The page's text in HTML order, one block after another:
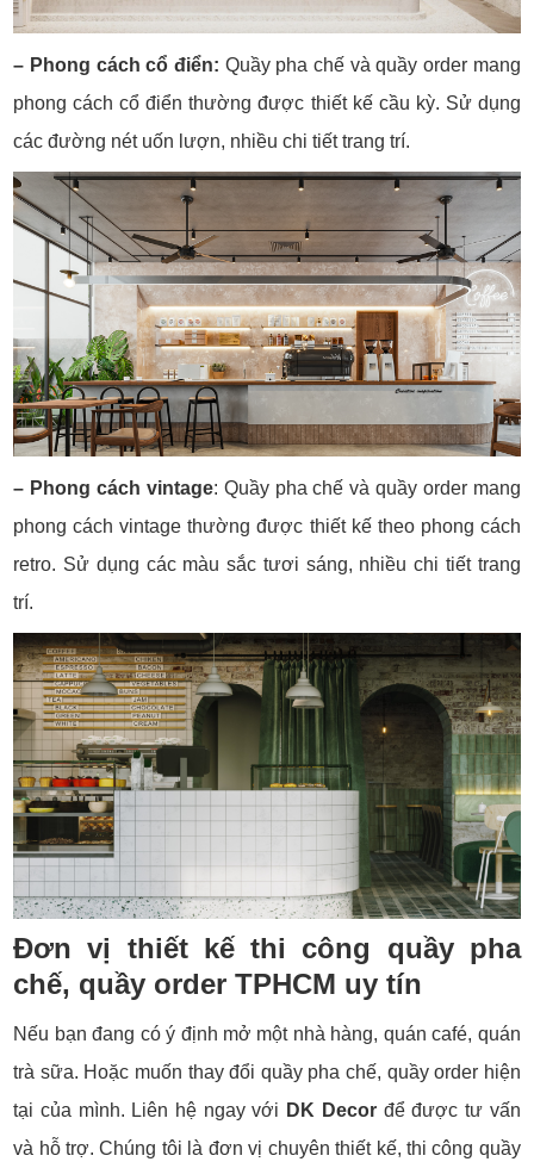
– Phong cách cổ điển: Quầy pha chế và quầy order mang
phong cách cổ điển thường được thiết kế cầu kỳ. Sử dụng
các đường nét uốn lượn, nhiều chi tiết trang trí.
– Phong cách vintage: Quầy pha chế và quầy order mang
phong cách vintage thường được thiết kế theo phong cách
retro. Sử dụng các màu sắc tươi sáng, nhiều chi tiết trang
trí.
Đơn vị thiết kế thi công quầy pha
chế, quầy order TPHCM uy tín
Nếu bạn đang có ý định mở một nhà hàng, quán café, quán
trà sữa. Hoặc muốn thay đổi quầy pha chế, quầy order hiện
tại của mình. Liên hệ ngay với DK Decorđể được tư vấn
và hỗ trợ. Chúng tôi là đơn vị chuyên thiết kế, thi công quầy